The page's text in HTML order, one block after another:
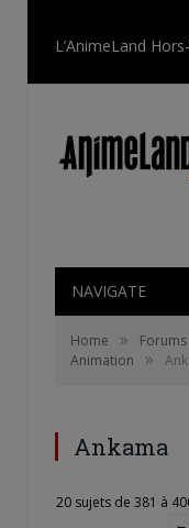
NAVIGATE
Home » Forums
Animation
»
Ankama
20 sujets de 381 à
←